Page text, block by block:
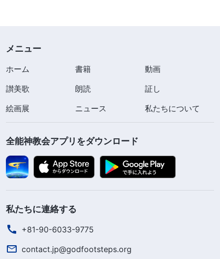
メニュー
ホーム 書籍
動画
讃美歌
朗読
証し
絵画展
ニュース 私たちについて
全能神教会アプリをダウンロード
私たちに連絡する
+81-90-6033-9775
contact.jp@godfootsteps.org